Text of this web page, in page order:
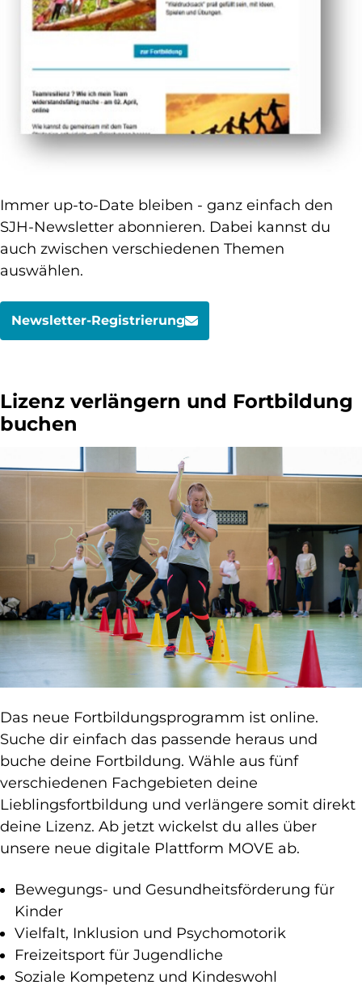
Immer up-to-Date bleiben - ganz einfach den
SJH-Newsletter abonnieren. Dabei kannst du
auch zwischen verschiedenen Themen
auswählen.
Newsletter-Registrierung
Lizenz verlängern und Fortbildung
buchen
Das neue Fortbildungsprogramm ist online.
Suche dir einfach das passende heraus und
buche deine Fortbildung. Wähle aus fünf
verschiedenen Fachgebieten deine
Lieblingsfortbildung und verlängere somit direkt
deine Lizenz. Ab jetzt wickelst du alles über
unsere neue digitale Plattform MOVE ab.
Bewegungs- und Gesundheitsförderung für
Kinder
Vielfalt, Inklusion und Psychomotorik
Freizeitsport für Jugendliche
Soziale Kompetenz und Kindeswohl